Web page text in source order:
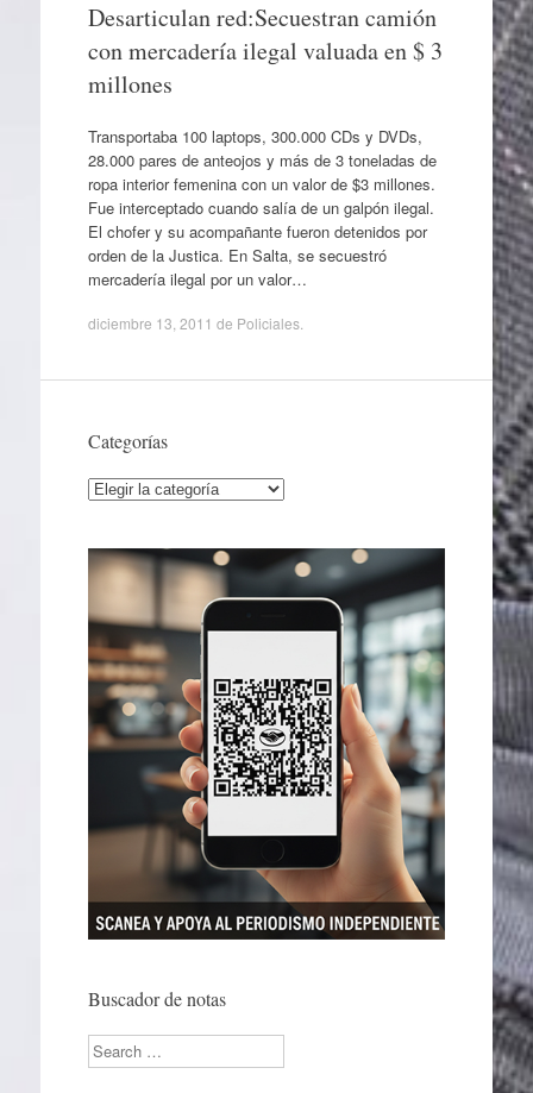
Desarticulan red:Secuestran camión
con mercadería ilegal valuada en $ 3
millones
Transportaba 100 laptops, 300.000 CDs y DVDs,
28.000 pares de anteojos y más de 3 toneladas de
ropa interior femenina con un valor de $3 millones.
Fue interceptado cuando salía de un galpón ilegal.
El chofer y su acompañante fueron detenidos por
orden de la Justica. En Salta, se secuestró
mercadería ilegal por un valor…
diciembre 13, 2011 de Policiales.
Categorías
Categorías
Buscador de notas
Search